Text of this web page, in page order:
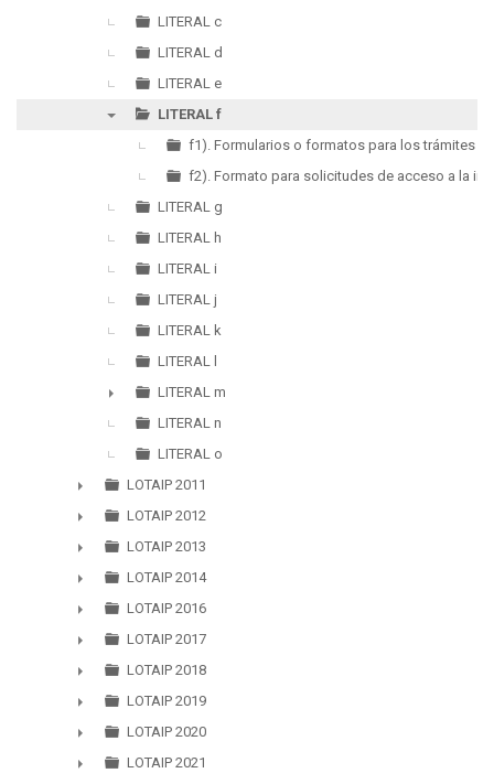
►
LITERAL c
LITERAL d
LITERAL e
LITERAL f
f1). Formularios o formatos para los trámites
f2). Formato para solicitudes de acceso a la
LITERAL g
LITERAL h
LITERAL i
LITERAL j
LITERAL k
LITERAL l
►
LITERAL m
LITERAL n
LITERAL o
►
LOTAIP 2011
►
LOTAIP 2012
►
LOTAIP 2013
►
LOTAIP 2014
►
LOTAIP 2016
►
LOTAIP 2017
►
LOTAIP 2018
►
LOTAIP 2019
►
LOTAIP 2020
LOTAIP 2021